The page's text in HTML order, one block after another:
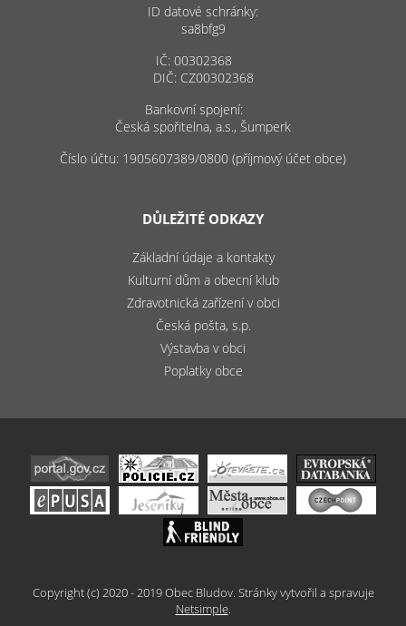
ID datové schránky:
sa8bfg9
IČ: 00302368
DIČ: CZ00302368
Bankovní spojení:
Česká spořitelna, a.s., Šumperk
Číslo účtu: 1905607389/0800 (příjmový účet obce)
DŮLEŽITÉ ODKAZY
Základní údaje a kontakty
Kulturní dům a obecní klub
Zdravotnická zařízení v obci
Česká pošta, s.p.
Výstavba v obci
Poplatky obce
Copyright (c) 2020 - 2019 Obec Bludov. Stránky vytvořil a spravuje
Netsimple.